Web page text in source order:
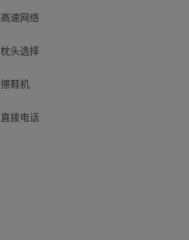
高速网络
枕头选择
擦鞋机
直拨电话